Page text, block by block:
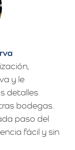
y le
detalles
bodegas.
paso del
fácil y sin